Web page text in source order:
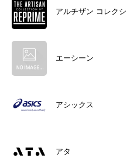
アルチザン コレク
エーシーン
アシックス
アタ